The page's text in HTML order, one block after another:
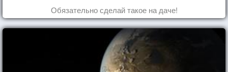
Обязательно сделай такое на даче!